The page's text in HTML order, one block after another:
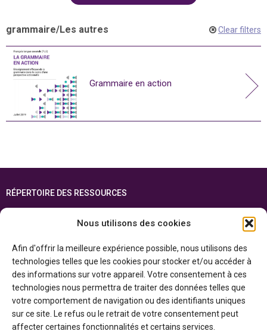
Nous utilisons des cookies
Afin d'offrir la meilleure expérience possible, nous utilisons des
technologies telles que les cookies pour stocker et/ou accéder à
des informations sur votre appareil. Votre consentement à ces
technologies nous permettra de traiter des données telles que
votre comportement de navigation ou des identifiants uniques
sur ce site. Le refus ou le retrait de votre consentement peut
affecter certaines fonctionnalités et certains services.
grammaire/Les autres Clear filters
Grammaire en action
RÉPERTOIRE DES RESSOURCES
ENGLISH
Cette ressource est réalisée grâce au soutien financier du gouvernement de
l’Ontario et du gouvernement duCanada par l’entremise du ministère du
Patrimoine canadien